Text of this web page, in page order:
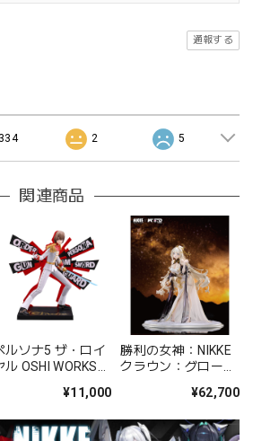
通報する
334 2 5
関連商品
ルソナ5 ザ・ロイ
ル OSHI WORKS
¥11,000
勝利の女神：NIKKE
クラウン：グローリ
成品フィギュア¥62,700